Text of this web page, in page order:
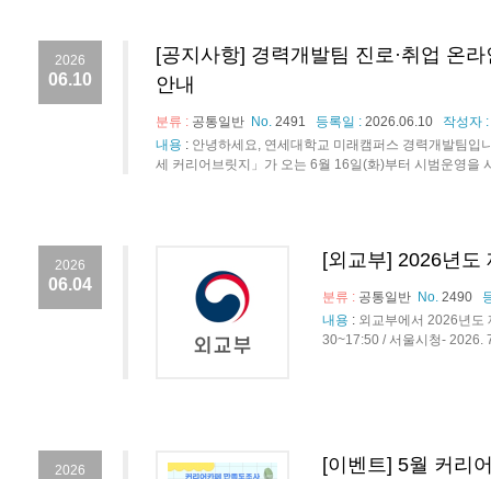
2026
06.10
[공지사항] 경력개발팀 진로·취업 온
안내
분류 : 공통일반 No. 2491 등록일 : 2026.06.10
작성자 :
내용 : 안녕하세요, 연세대학교 미래캠퍼스 경력개발팀입
세 커리어브릿지」가 오는 6월 16일(화)부터 시범운영을
2026
06.04
[외교부] 2026년도
분류 : 공통일반 No. 2490
내용 : 외교부에서 2026년도
30~17:50 / 서울시청- 2026.
2026
[이벤트] 5월 커리